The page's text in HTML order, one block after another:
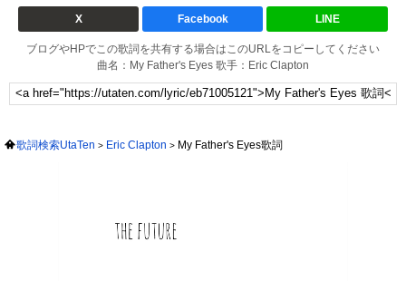
X Facebook LINE
ブログやHPでこの歌詞を共有する場合はこのURLをコピーしてください
曲名：My Father's Eyes 歌手：Eric Clapton
歌詞検索UtaTen Eric Clapton My Father's Eyes歌詞